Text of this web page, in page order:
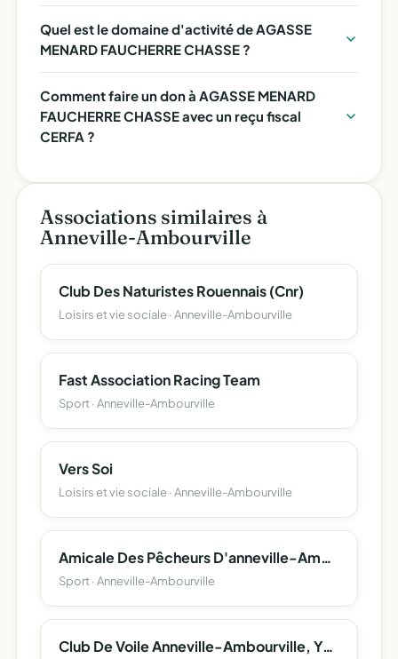
Quel est le domaine d'activité de AGASSE
MENARD FAUCHERRE CHASSE ?
Comment faire un don à AGASSE MENARD
FAUCHERRE CHASSE avec un reçu fiscal
CERFA ?
Associations similaires à
Anneville-Ambourville
Club Des Naturistes Rouennais (Cnr)
Loisirs et vie sociale · Anneville-Ambourville
Fast Association Racing Team
Sport · Anneville-Ambourville
Vers Soi
Loisirs et vie sociale · Anneville-Ambourville
Amicale Des Pêcheurs D'anneville-Ambourville
Sport · Anneville-Ambourville
Club De Voile Anneville-Ambourville, Yville-Sur-Seine